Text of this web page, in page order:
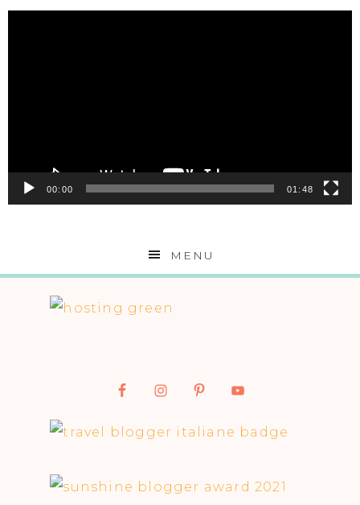
00:00 01:48
MENU